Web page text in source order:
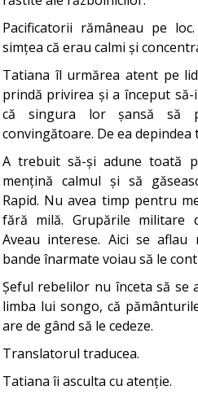
Pacificatorii rămâneau pe
simțea că erau calmi și
Tatiana îl urmărea atent pe
prindă privirea și a început să-
că singura lor șansă să
convingătoare. De ea depindea
A trebuit să-și adune toată
mențină calmul și să
Rapid. Nu avea timp pentru
fără milă. Grupările militare
Aveau interese. Aici se
bande înarmate voiau să le
Șeful rebelilor nu înceta să se
limba lui songo, că
are de gând să le cedeze.
Translatorul traducea.
Tatiana îi asculta cu atenție.